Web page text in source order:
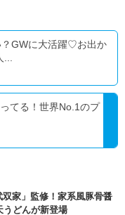
？GWに大活躍♡お出か
てる！世界No.1のプ
家」監修！家系風豚骨醤
うどんが新登場